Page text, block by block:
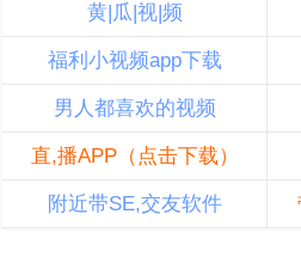
黄|瓜|视|频
福利小视频app下载
男人都喜欢的视频
直,播APP（点击下载）
附近带SE,交友软件